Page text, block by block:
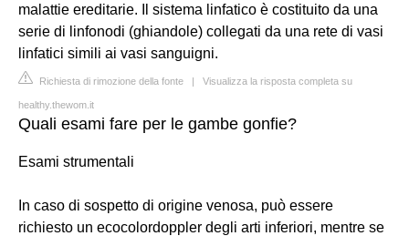
malattie ereditarie. Il sistema linfatico è costituito da una
serie di linfonodi (ghiandole) collegati da una rete di vasi
linfatici simili ai vasi sanguigni.
Richiesta di rimozione della fonte | Visualizza la risposta completa su
healthy.thewom.it
Quali esami fare per le gambe gonfie?
Esami strumentali
In caso di sospetto di origine venosa, può essere
richiesto un ecocolordoppler degli arti inferiori, mentre se